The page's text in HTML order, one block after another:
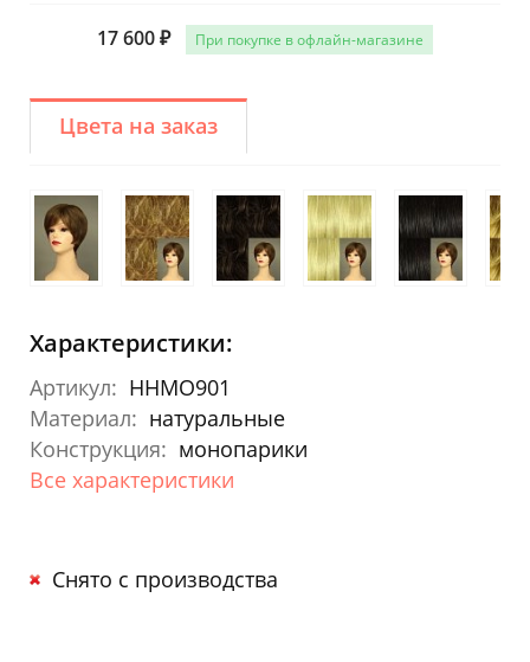
17 600 ₽ При покупке в офлайн-магазине
Цвета на заказ
Характеристики:
Артикул: HHMO901
Материал: натуральные
Конструкция: монопарики
Все характеристики
Снято с производства